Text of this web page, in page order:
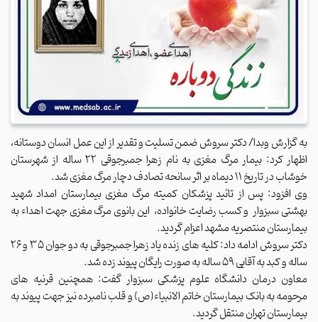
به گزارش وبدا/ دکتر سروش ضمن تسلیت و تقدیر از این عمل انسان دوستانه،
اظهار کرد: بیمار مرگ مغزی به نام زهرا جمبرجوقی 22 ساله از شهرستان
خوشاب در تاریخ 11 دیماه بر اثر سانحه تصادف دچار مرگ مغزی شد.
وی افزود: پس از تائید پزشکان کمیته مرگ مغزی بیمارستان امداد شهید
بهشتی سبزوار و کسب رضایت خانواده، این بانوی مرگ مغزی جهت اهداء به
بیمارستان منتصریه مشهد اعزام گردید.
دکتر سروش ادامه داد: کلیه های زنده یاد زهرا جمبرجوقی به دو جوان 35 و 26
ساله و کبد به آقایی 59 ساله به صورت رایگان پیوند زده شد.
معاون درمان دانشگاه علوم پزشکی سبزوار گفت: همچنین قرنیه های
مرحومه به بانک بیمارستان خاتم الانبیاء(ص) و قلب نامبرده نیز جهت پیوند به
بیمارستان تهران منتقل گردید.